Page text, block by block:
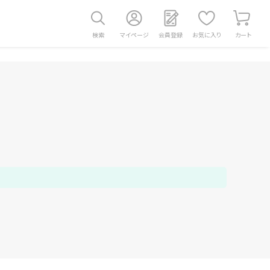
検索 マイページ 会員登録 お気に入り カート